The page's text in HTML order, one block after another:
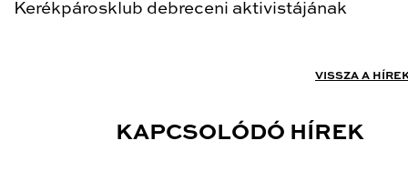
Kerékpárosklub debreceni aktivistájának
VISSZA A
KAPCSOLÓDÓ HÍREK